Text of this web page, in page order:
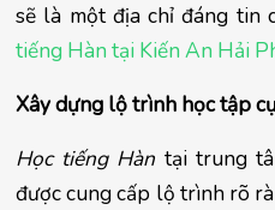
sẽ là một địa chỉ đáng tin
tiếng Hàn tại Kiến An Hải
Xây dựng lộ trình học tập
Học tiếng Hàn tại trung
được cung cấp lộ trình rõ